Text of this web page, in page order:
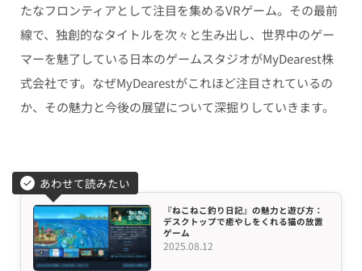
たなフロンティアとして注目を集めるVRゲーム。その最前
線で、独創的なタイトルを次々と生み出し、世界中のゲー
マーを魅了している日本のゲームスタジオがMyDearest株
式会社です。なぜMyDearestがこれほど注目されているの
か、その魅力と今後の展望について深掘りしていきます。
あわせて読みたい
『ねこねこ釣り日記』の魅力と遊び方：
デスクトップで癒やしをくれる猫の放置
ゲーム
2025.08.12